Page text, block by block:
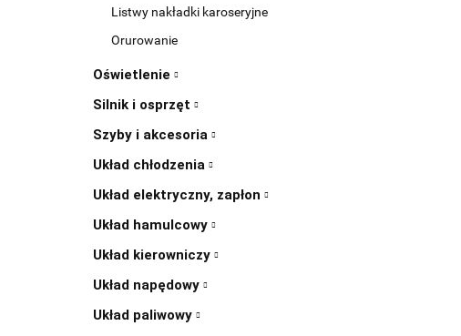
Listwy nakładki karoseryjne
Orurowanie
Oświetlenie
Silnik i osprzęt
Szyby i akcesoria
Układ chłodzenia
Układ elektryczny, zapłon
Układ hamulcowy
Układ kierowniczy
Układ napędowy
Układ paliwowy